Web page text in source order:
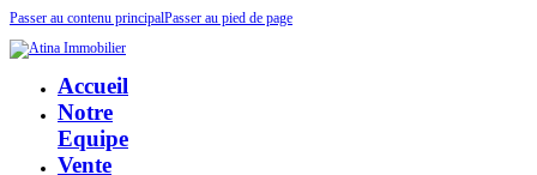
Passer au contenu principalPasser au pied de page
Accueil
Notre
Equipe
Vente